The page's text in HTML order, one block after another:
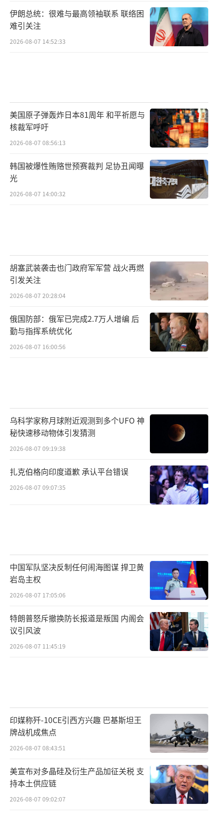
伊朗总统：很难与最高领袖联系 联络困
难引关注
2026-08-07 14:52:33
美国原子弹轰炸日本81周年 和平祈愿与
核裁军呼吁
2026-08-07 08:56:13
韩国被爆性贿赂世预赛裁判 足协丑闻曝
光
2026-08-07 14:00:32
胡塞武装袭击也门政府军军营 战火再燃
引发关注
2026-08-07 20:28:04
俄国防部：俄军已完成2.7万人增编 后
勤与指挥系统优化
2026-08-07 16:00:56
乌科学家称月球附近观测到多个UFO 神
秘快速移动物体引发猜测
2026-08-07 09:19:38
扎克伯格向印度道歉 承认平台错误
2026-08-07 09:07:35
中国军队坚决反制任何闹海图谋 捍卫黄
岩岛主权
2026-08-07 17:05:06
特朗普怒斥撤换防长报道是叛国 内阁会
议引风波
2026-08-07 11:45:19
印媒称歼-10CE引西方兴趣 巴基斯坦王
牌战机成焦点
2026-08-07 08:43:51
美宣布对多晶硅及衍生产品加征关税 支
持本土供应链
2026-08-07 09:02:07